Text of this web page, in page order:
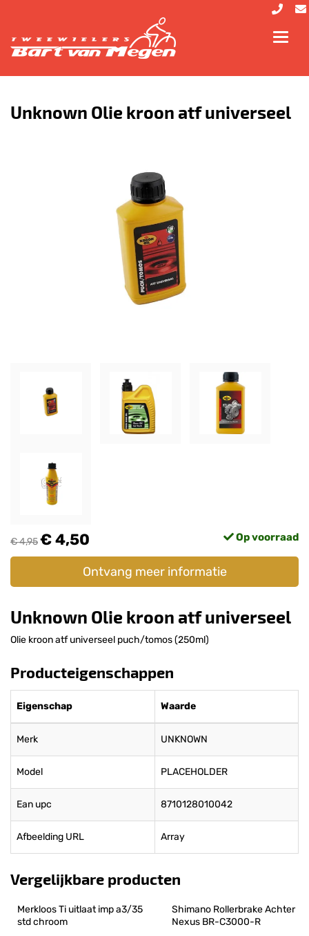
Unknown Olie kroon atf universeel
€ 4,95€ 4,50 Op voorraad
Ontvang meer informatie
Unknown Olie kroon atf universeel
Olie kroon atf universeel puch/tomos (250ml)
Producteigenschappen
Eigenschap Waarde
Merk UNKNOWN
Model PLACEHOLDER
Ean upc 8710128010042
Afbeelding URL Array
Vergelijkbare producten
Merkloos Ti uitlaat imp a3/35
std chroom
Shimano Rollerbrake Achter
Nexus BR-C3000-R